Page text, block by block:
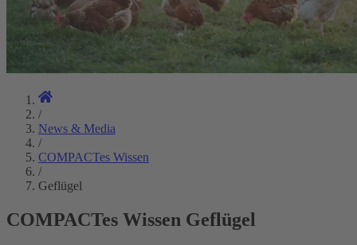
/
News & Media
/
COMPACTes Wissen
/
Geflügel
COMPACTes Wissen Geflügel